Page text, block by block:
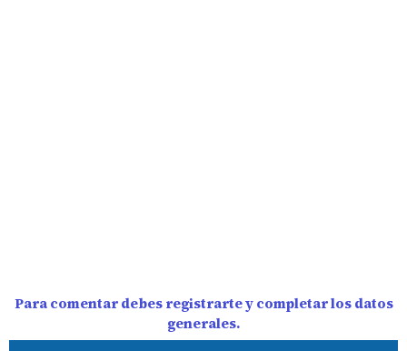
Para comentar debes registrarte y completar los datos
generales.